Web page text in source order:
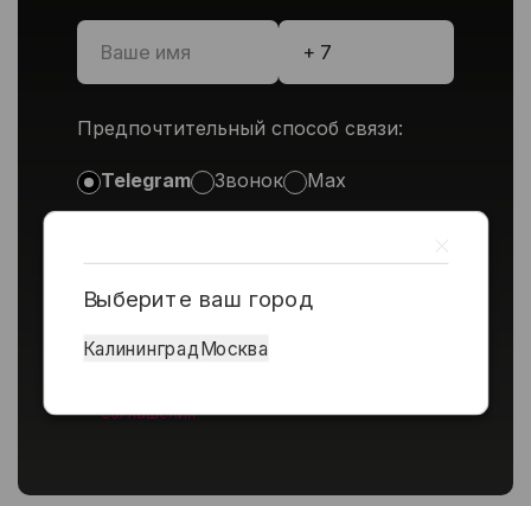
Предпочтительный способ связи:
Telegram Звонок Max
данных
соглашения
Выберите ваш город
Калининград Москва